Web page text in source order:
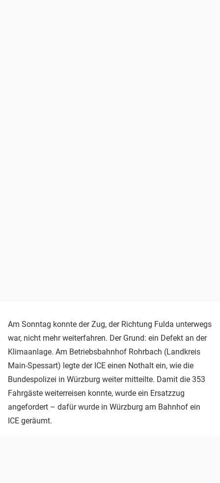
Am Sonntag konnte der Zug, der Richtung Fulda unterwegs
war, nicht mehr weiterfahren. Der Grund: ein Defekt an der
Klimaanlage. Am Betriebsbahnhof Rohrbach (Landkreis
Main-Spessart) legte der ICE einen Nothalt ein, wie die
Bundespolizei in Würzburg weiter mitteilte. Damit die 353
Fahrgäste weiterreisen konnte, wurde ein Ersatzzug
angefordert – dafür wurde in Würzburg am Bahnhof ein
ICE geräumt.